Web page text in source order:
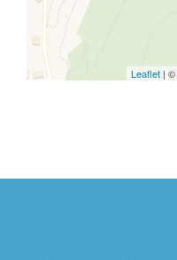
Leaflet | ©